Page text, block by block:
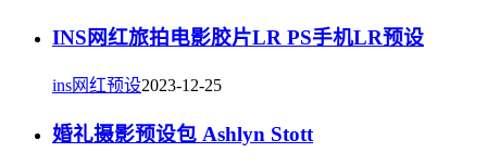
INS网红旅拍电影胶片LR PS手机LR预设
ins网红预设2023-12-25
婚礼摄影预设包 Ashlyn Stott